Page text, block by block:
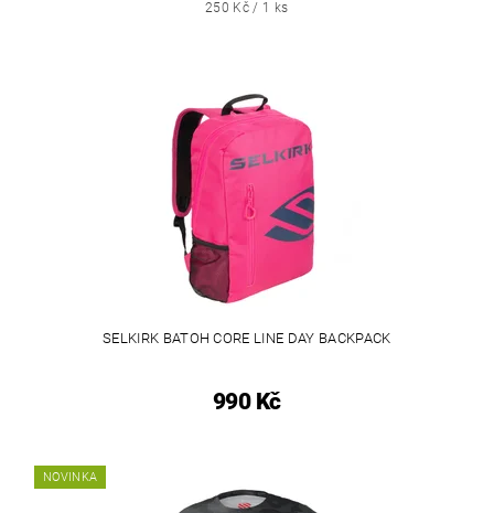
250 Kč / 1 ks
SELKIRK BATOH CORE LINE DAY BACKPACK
990 Kč
NOVINKA